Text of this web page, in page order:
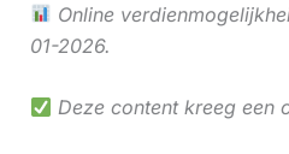
Online
01-2026.
Deze content kreeg een